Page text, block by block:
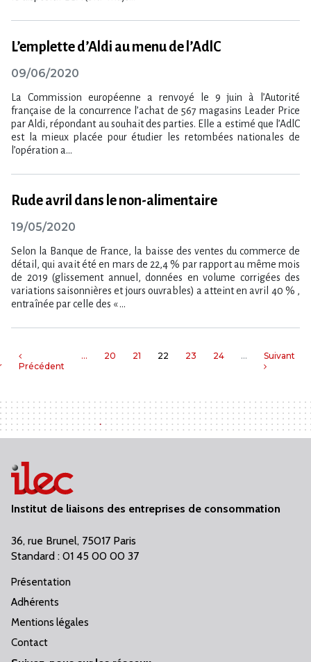
L’emplette d’Aldi au menu de l’AdlC
09/06/2020
La Commission européenne a renvoyé le 9 juin à l’Autorité
française de la concurrence l’achat de 567 magasins Leader Price
par Aldi, répondant au souhait des parties. Elle a estimé que l’AdlC
est la mieux placée pour étudier les retombées nationales de
l’opération a...
Rude avril dans le non-alimentaire
19/05/2020
Selon la Banque de France, la baisse des ventes du commerce de
détail, qui avait été en mars de 22,4 % par rapport au même mois
de 2019 (glissement annuel, données en volume corrigées des
variations saisonnières et jours ouvrables) a atteint en avril 40 % ,
entraînée par celle des « ...
Précédent
… 20 21 22 23 24 … Suivant
Institut de liaisons des entreprises de consommation
36, rue Brunel, 75017 Paris
Standard : 01 45 00 00 37
Présentation
Adhérents
Mentions légales
Contact